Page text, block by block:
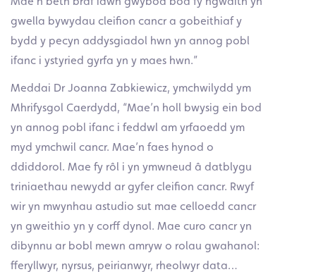
gwella bywydau cleifion cancr a gobeithiaf y
bydd y pecyn addysgiadol hwn yn annog pobl
ifanc i ystyried gyrfa yn y maes hwn.”
Meddai Dr Joanna Zabkiewicz, ymchwilydd ym
Mhrifysgol Caerdydd, “Mae’n holl bwysig ein bod
yn annog pobl ifanc i feddwl am yrfaoedd ym
myd ymchwil cancr. Mae’n faes hynod o
ddiddorol. Mae fy rôl i yn ymwneud â datblygu
triniaethau newydd ar gyfer cleifion cancr. Rwyf
wir yn mwynhau astudio sut mae celloedd cancr
yn gweithio yn y corff dynol. Mae curo cancr yn
dibynnu ar bobl mewn amryw o rolau gwahanol:
fferyllwyr, nyrsus, peirianwyr, rheolwyr data…